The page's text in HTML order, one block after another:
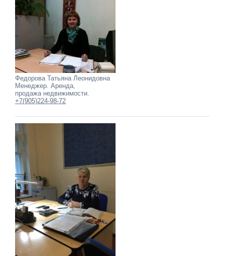
Федорова Татьяна Леонидовна
Менеджер. Аренда,
продажа недвижимости.
+7(905)224-98-72